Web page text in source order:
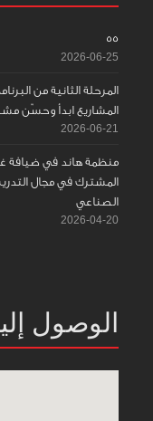
55
2026-06-25
المرحلة الثانية من
المشاريع ابدأ وحسّن
2026-06-21
منظمة هاند في ضيافة
المشترك في مجال
الصناعي
2026-04-20
الوصول